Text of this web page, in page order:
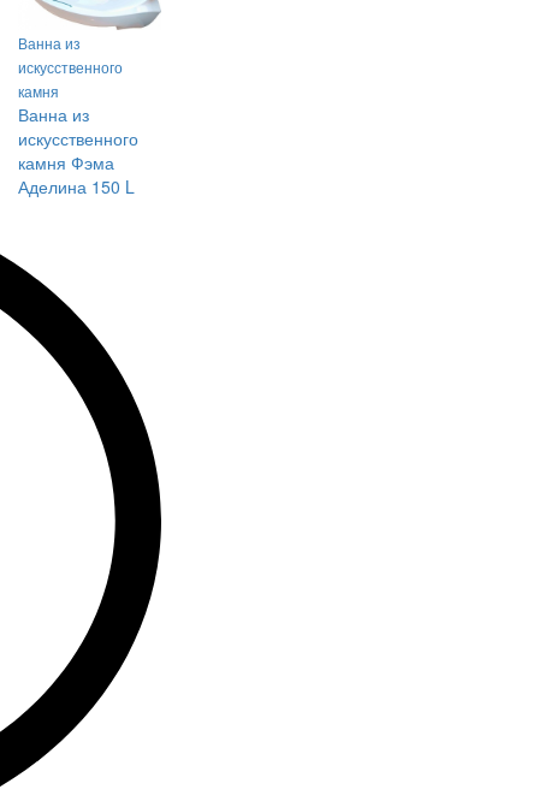
Ванна из
искусственного
камня
Ванна из
искусственного
камня Фэма
Аделина 150 L